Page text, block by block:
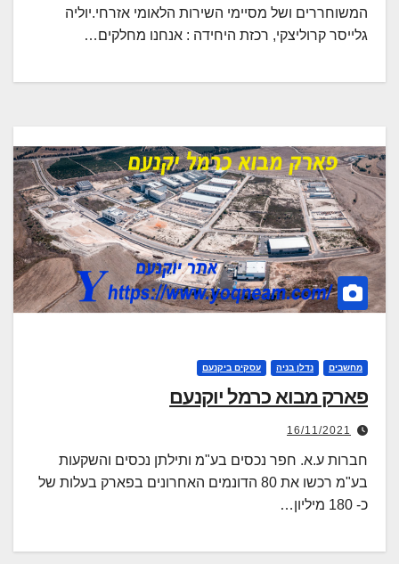
המשוחררים ושל מסיימי השירות הלאומי אזרחי.יוליה
גלייסר קרוליצקי, רכזת היחידה : אנחנו מחלקים…
מחשבים נדלן בניה עסקים ביקנעם
פארק מבוא כרמל יוקנעם
16/11/2021
חברות ע.א. חפר נכסים בע"מ ותילתן נכסים והשקעות
בע"מ רכשו את 80 הדונמים האחרונים בפארק בעלות של
כ- 180 מיליון…